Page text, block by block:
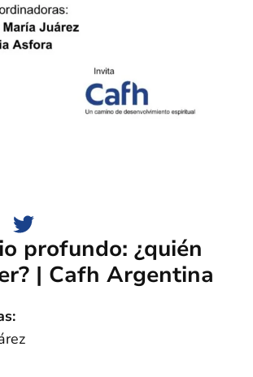
profundo: ¿quién
| Cafh Argentina